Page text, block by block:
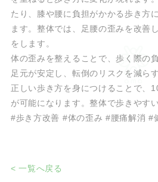
たり、膝や腰に負担がかかる歩き方
ます。整体では、足腰の歪みを改善
をします。
体の歪みを整えることで、歩く際の
足元が安定し、転倒のリスクを減ら
正しい歩き方を身につけることで、
が可能になります。整体で歩きやす
#歩き方改善 #体の歪み #腰痛解消 #
< 一覧へ戻る